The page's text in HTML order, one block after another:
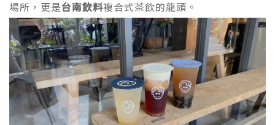
場所，更是台南飲料複合式茶飲的龍頭。